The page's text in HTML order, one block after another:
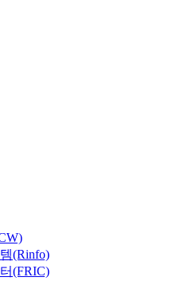
(Rinfo)
(FRIC)